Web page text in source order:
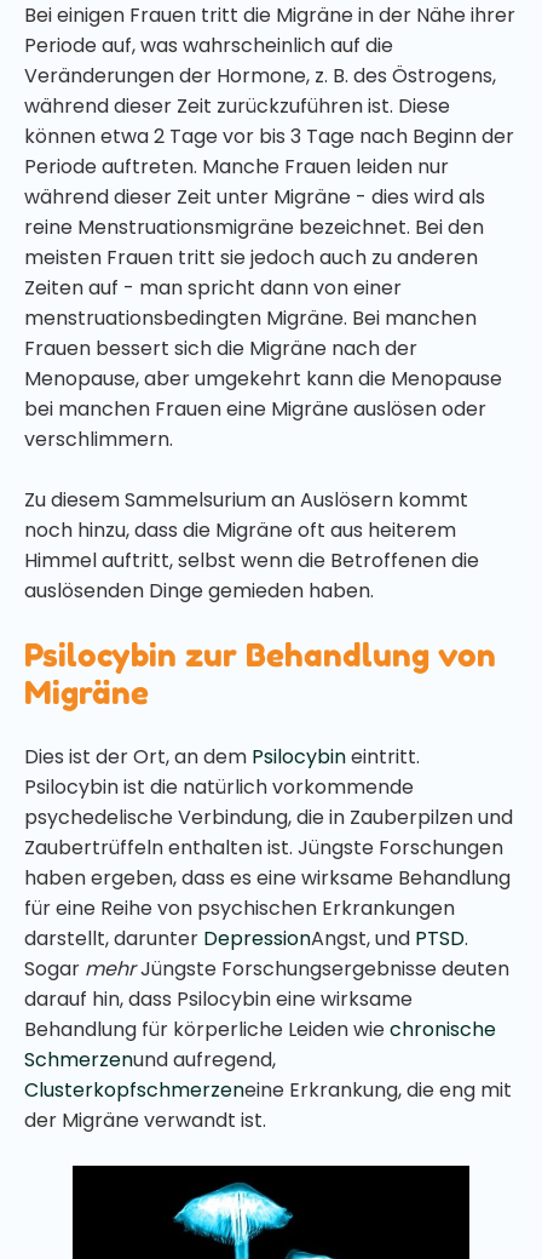
Bei einigen Frauen tritt die Migräne in der Nähe ihrer
Periode auf, was wahrscheinlich auf die
Veränderungen der Hormone, z. B. des Östrogens,
während dieser Zeit zurückzuführen ist. Diese
können etwa 2 Tage vor bis 3 Tage nach Beginn der
Periode auftreten. Manche Frauen leiden nur
während dieser Zeit unter Migräne - dies wird als
reine Menstruationsmigräne bezeichnet. Bei den
meisten Frauen tritt sie jedoch auch zu anderen
Zeiten auf - man spricht dann von einer
menstruationsbedingten Migräne. Bei manchen
Frauen bessert sich die Migräne nach der
Menopause, aber umgekehrt kann die Menopause
bei manchen Frauen eine Migräne auslösen oder
verschlimmern.
Zu diesem Sammelsurium an Auslösern kommt
noch hinzu, dass die Migräne oft aus heiterem
Himmel auftritt, selbst wenn die Betroffenen die
auslösenden Dinge gemieden haben.
Psilocybin zur Behandlung von
Migräne
Dies ist der Ort, an dem Psilocybineintritt.
Psilocybin ist die natürlich vorkommende
psychedelische Verbindung, die in Zauberpilzen und
Zaubertrüffeln enthalten ist. Jüngste Forschungen
haben ergeben, dass es eine wirksame Behandlung
für eine Reihe von psychischen Erkrankungen
darstellt, darunter DepressionAngst, und PTSD.
Sogar mehrJüngste Forschungsergebnisse deuten
darauf hin, dass Psilocybin eine wirksame
Behandlung für körperliche Leiden wiechronische
Schmerzenund aufregend,
Clusterkopfschmerzeneine Erkrankung, die eng mit
der Migräne verwandt ist.